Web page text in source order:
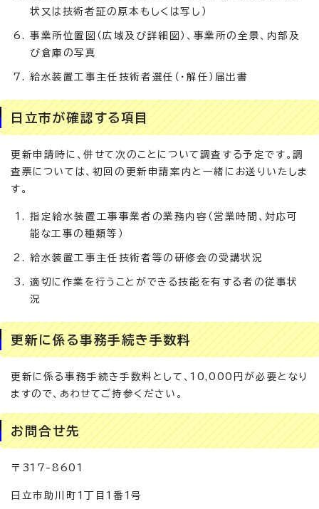
状又は技術者証の原本もしくは写し）
事業所位置図（広域及び詳細図）、事業所の全景、内部及
び倉庫の写真
給水装置工事主任技術者選任（・解任）届出書
日立市が確認する項目
更新申請時に、併せて次のことについて調査する予定です。調
査票については、初回の更新申請案内と一緒にお送りいたしま
す。
指定給水装置工事事業者の業務内容（営業時間、対応可
能な工事の種類等）
給水装置工事主任技術者等の研修会の受講状況
適切に作業を行うことができる技能を有する者の従事状
況
更新に係る事務手続き手数料
更新に係る事務手続き手数料として、10,000円が必要となり
ますので、あわせてご持参ください。
お問合せ先
〒317-8601
日立市助川町1丁目1番1号